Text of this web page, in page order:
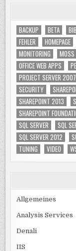
BACKUP BETA
FEHLER
HOMEPAGE
MONITORING
MOSS
OFFICE WEB APPS
PROJECT SERVER 2007
SECURITY
SHAREPOINT 2013
SHAREPOINT
SQL SERVER
SQL
SQL SERVER 2012
TUNING
VIDEO
Allgemeines
Analysis Services
Denali
IIS